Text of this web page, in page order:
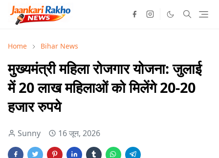
Home Bihar News
मुख्यमंत्री महिला रोजगार योजना: जुलाई
में 20 लाख महिलाओं को मिलेंगे 20-20
हजार रुपये
Sunny 16 जून, 2026